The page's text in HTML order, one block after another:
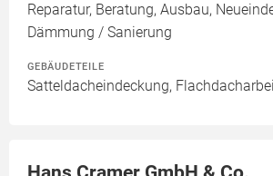
Reparatur, Beratung, Ausbau,
Dämmung / Sanierung
GEBÄUDETEILE
Satteldacheindeckung,